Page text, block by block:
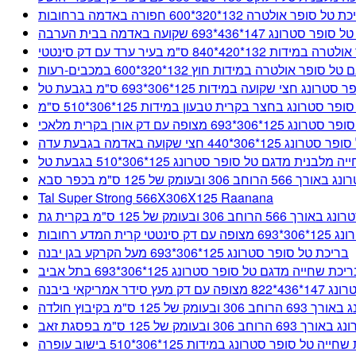
סופר אולטרה 132*320*600 חפורה באדמה ברחובות
147*436*693 שקועה באדמה בבית הערבה
ס"מ בעיר ערד עם דק סינטטי
במידות חוץ 132*320*600 במכבים-רעות
שקועה במידות 125*306*693 ס"מ בגבעת טל
סטרונג בחצר בקרית טבעון במידות 125*306*510 ס"מ
עם דק אורן בקרית מלאכי
שקועה באדמה בגבעת עדה
מדגם טל סופר סטרונג 125*306*510 בגבעת טל
של 125 ס"מ בכפר סבא
Tal Super Strong 566X306X125 Raanana
של 125 ס"מ בקרית גת
רחובות
בריכת טל סופר סטרונג 125*306*693 מעל הקרקע בגן יבנה
שחייה מדגם טל סופר סטרונג 125*306*693 בתל אביב
ביבנה
ס"מ בקיבוץ חולדה
125 ס"מ בפסגת זאב
טל סופר סטרונג במידות 125*306*510 בישוב עופרה